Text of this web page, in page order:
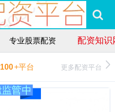
专业股票配资 配资知识
100+平台 更多配资平台